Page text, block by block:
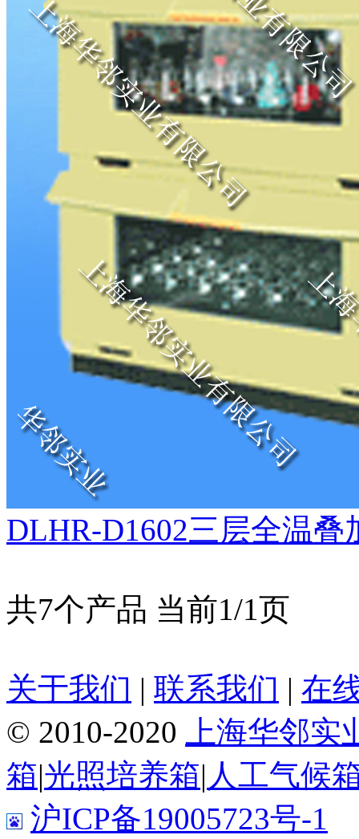
DLHR-D1602三层全温叠
共7个产品 当前1/1页
关于我们 | 联系我们 | 在
© 2010-2020
上海华邻
箱|光照培养箱| 人工气候
沪ICP备19005723号-1